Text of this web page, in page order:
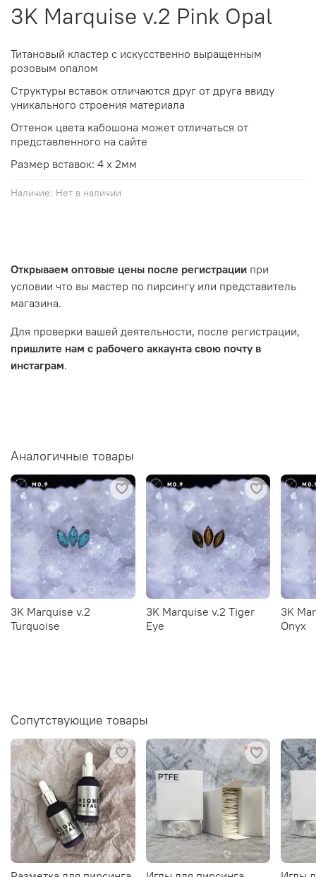
Наличие: Нет в наличии
3K Marquise v.2 Pink Opal
Титановый кластер с искусственно выращенным
розовым опалом
Cтруктуры вставок отличаются друг от друга ввиду
уникального строения материала
Оттенок цвета кабошона может отличаться от
представленного на cайте
Размер вставок: 4 х 2мм
Открываем оптовые цены после регистрации при
условии что вы мастер по пирсингу или представитель
магазина.
Для проверки вашей деятельности, после регистрации,
пришлите нам с рабочего аккаунта свою почту в
инстаграм.
Аналогичные товары
3K Marquise v.2
Turquoise
3K Marquise v.2 Tiger
Eye
3K
Onyx
Сопутствующие товары